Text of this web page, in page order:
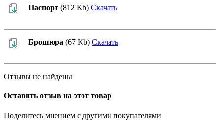
Паспорт (812 Kb) Скачать
Брошюра (67 Kb) Скачать
Отзывы не найдены
Оставить отзыв на этот товар
Поделитесь мнением с другими покупателями